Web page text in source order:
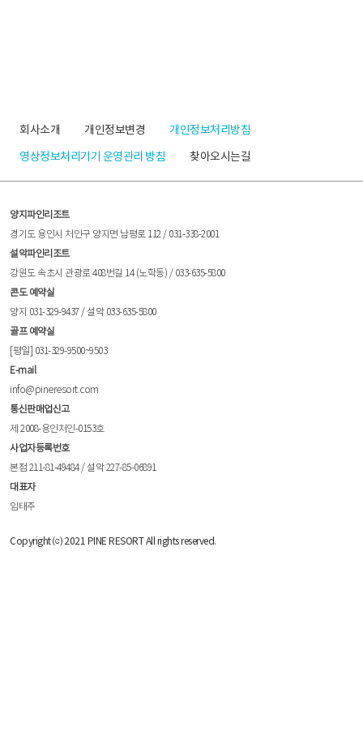
회사소개 개인정보변경 개인정보처리방침
영상정보처리기기 운영관리 방침 찾아오시는길
양지파인리조트
경기도 용인시 처인구 양지면 남평로 112 / 031-338-2001
설악파인리조트
강원도 속초시 관광로 408번길 14 (노학동) / 033-635-5800
콘도 예약실
양지 031-329-9437 / 설악 033-635-5800
골프 예약실
[평일] 031-329-9500~9503
E-mail
info@pineresort.com
통신판매업신고
제 2008-용인처인-0153호
사업자등록번호
본점 211-81-49484 / 설악 227-85-06891
대표자
임태주
Copyright ⒞ 2021 PINE RESORT All rights reserved.